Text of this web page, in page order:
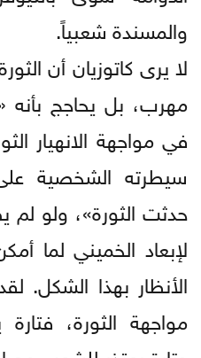
والمسندة شعبياً.
لا يرى كاتوزيان أن
مهرب، بل يحاجج بأنه
في مواجهة الانهيار
سيطرته الشخصية
حدثت الثورة»، ولو
لإبعاد الخميني لما
الأنظار بهذا الشكل.
مواجهة الثورة،